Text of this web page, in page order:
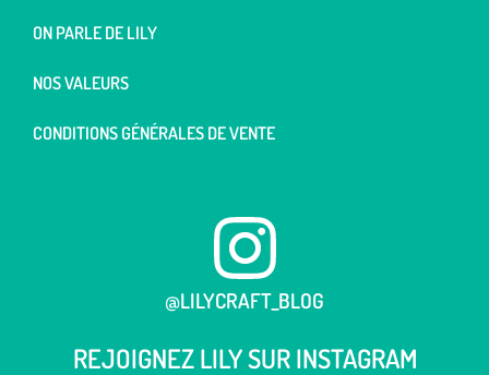
ON PARLE DE LILY
NOS VALEURS
CONDITIONS GÉNÉRALES DE VENTE
@LILYCRAFT_BLOG
REJOIGNEZ LILY SUR INSTAGRAM